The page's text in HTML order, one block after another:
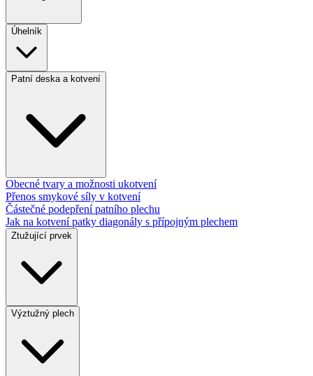
Úhelník
Patní deska a kotvení
Obecné tvary a možnosti ukotvení
Přenos smykové síly v kotvení
Částečné podepření patního plechu
Jak na kotvení patky diagonály s přípojným plechem
Ztužující prvek
Výztužný plech